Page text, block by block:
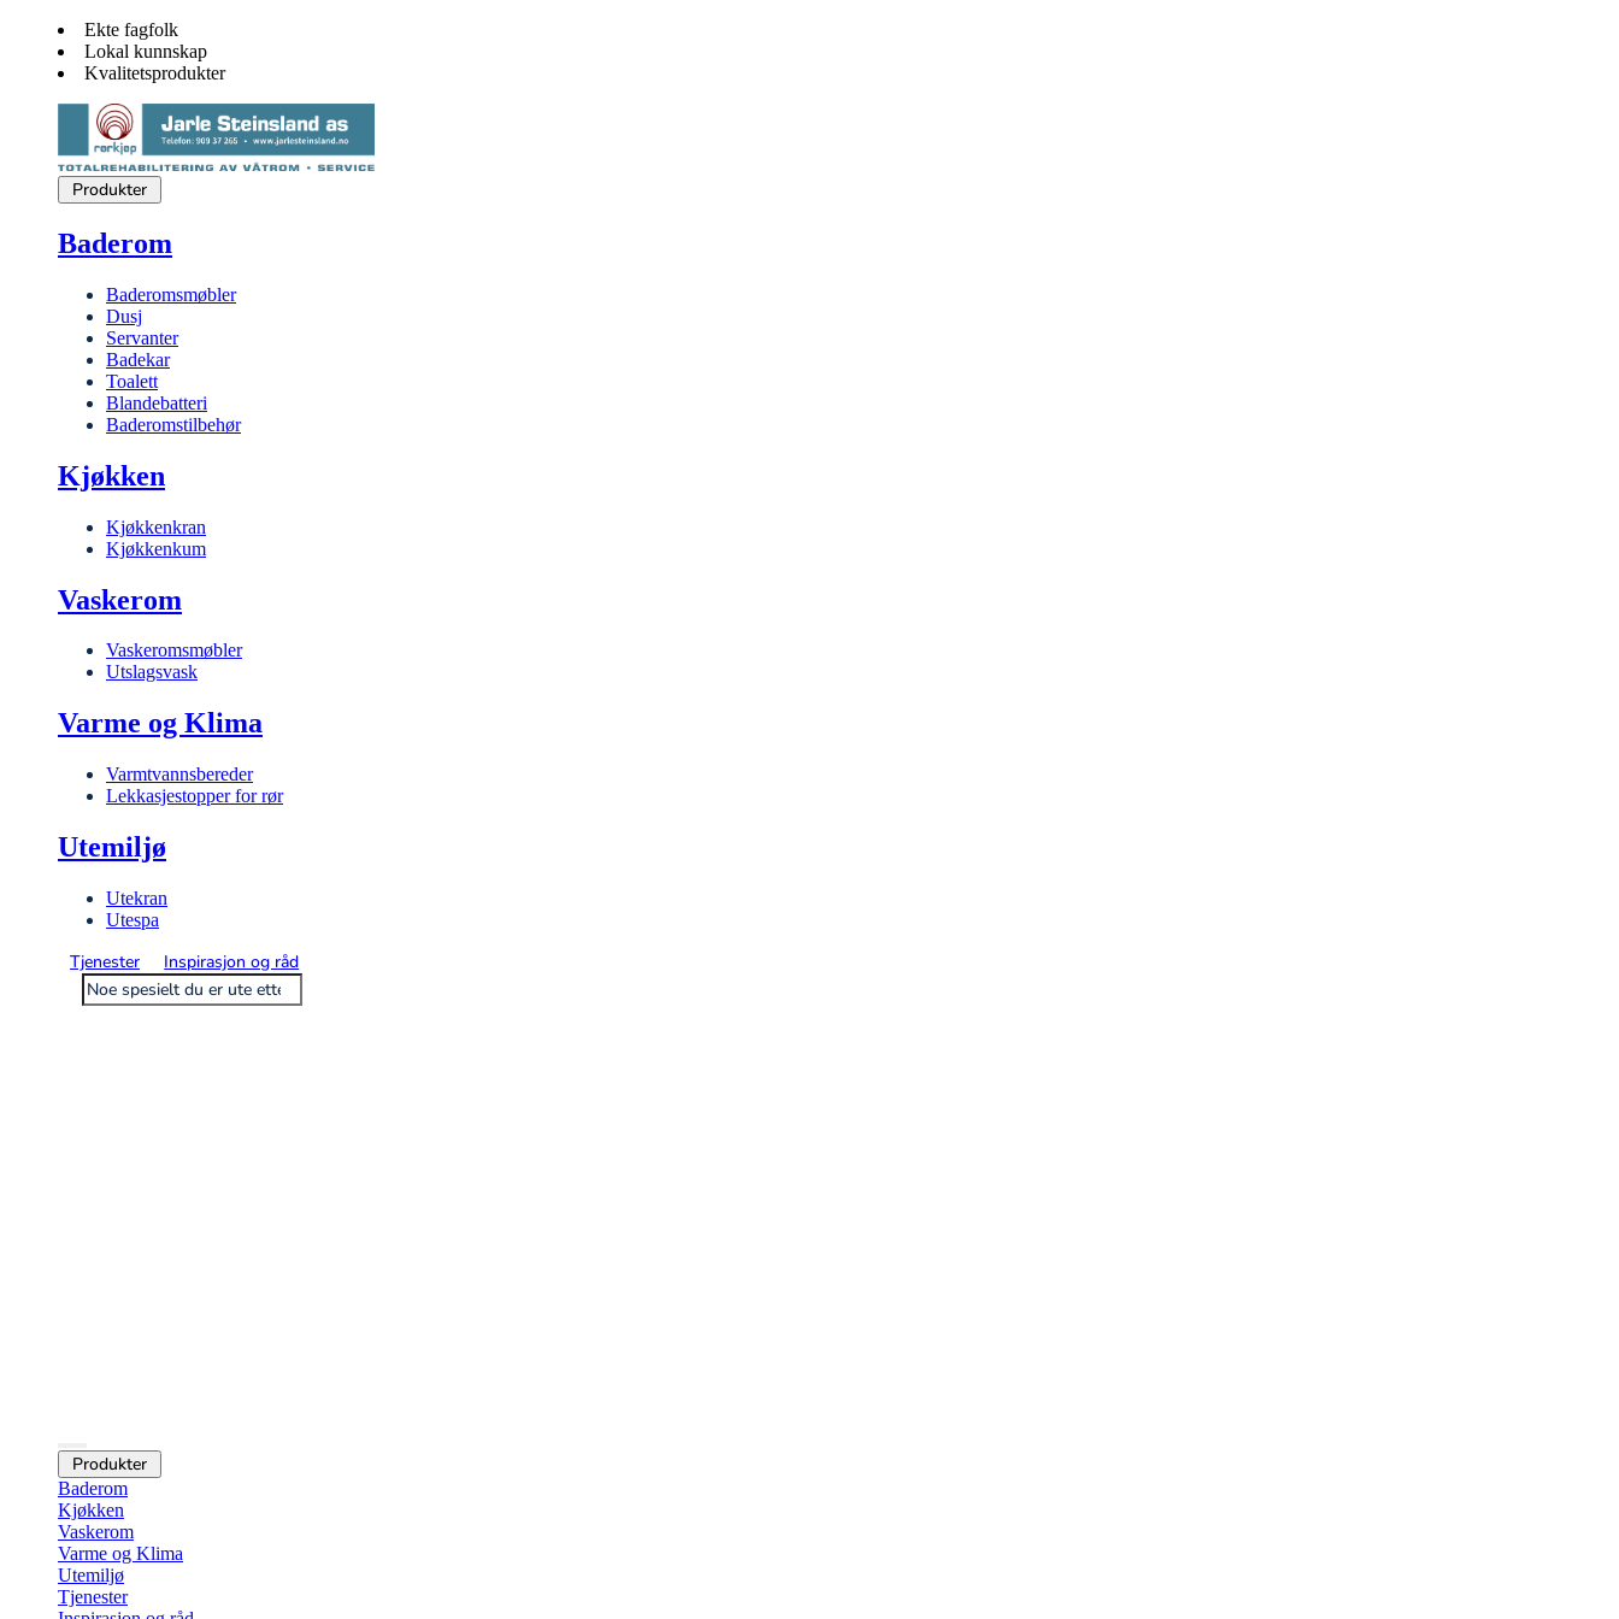
Ekte fagfolk
Lokal kunnskap
Kvalitetsprodukter
Produkter
Baderom
Baderomsmøbler
Dusj
Servanter
Badekar
Toalett
Blandebatteri
Baderomstilbehør
Kjøkken
Kjøkkenkran
Kjøkkenkum
Vaskerom
Vaskeromsmøbler
Utslagsvask
Varme og Klima
Varmtvannsbereder
Lekkasjestopper for rør
Utemiljø
Utekran
Utespa
Tjenester Inspirasjon og råd
Produkter
Baderom
Kjøkken
Vaskerom
Varme og Klima
Utemiljø
Tjenester